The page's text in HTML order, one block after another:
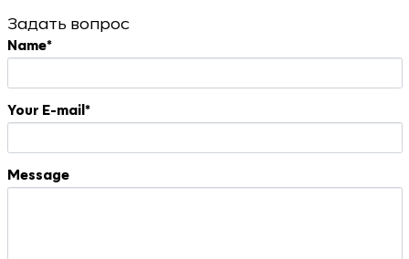
Задать вопрос
Name*
Your E-mail *
Message